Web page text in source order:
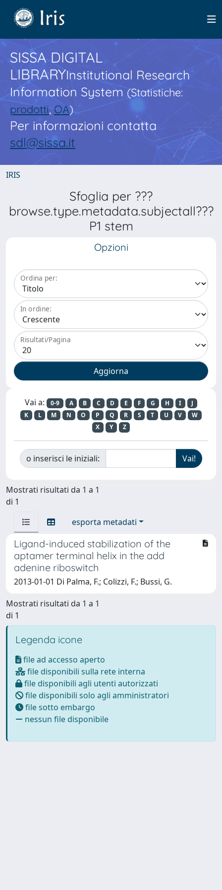
SISSA DIGITAL
LIBRARYInstitutional Research
Information System(Statistiche:
prodotti,OA)
Per informazioni contatta
sdl@sissa.it
IRIS
Sfoglia per ???
browse.type.metadata.subjectall???
P1 stem
Opzioni
Ordina per:
In ordine:
Risultati/Pagina
Vai a: 0-9 A B C D E F G H I
J
K
L M N O P Q R S T U V
W
X
Y Z
o inserisci le iniziali:
Mostrati risultati da 1 a 1
di 1
esporta metadati
Ligand-induced stabilization of the
aptamer terminal helix in the add
adenine riboswitch
2013-01-01 Di Palma, F.; Colizzi, F.; Bussi, G.
Mostrati risultati da 1 a 1
di 1
Legenda icone
file ad accesso aperto
file disponibili sulla rete interna
file disponibili agli utenti autorizzati
file disponibili solo agli amministratori
file sotto embargo
nessun file disponibile